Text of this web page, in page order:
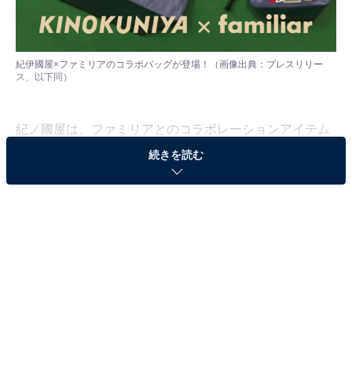
紀伊國屋×ファミリアのコラボバッグが登場！（画像出典：プレスリリー
ス、以下同）
紀ノ國屋は、ファミリアとのコラボレーションアイテム
を9月20日10時より紀ノ国屋公式オンラインストアおよ
びファミリアオンラインショップで販売します。
続きを読む